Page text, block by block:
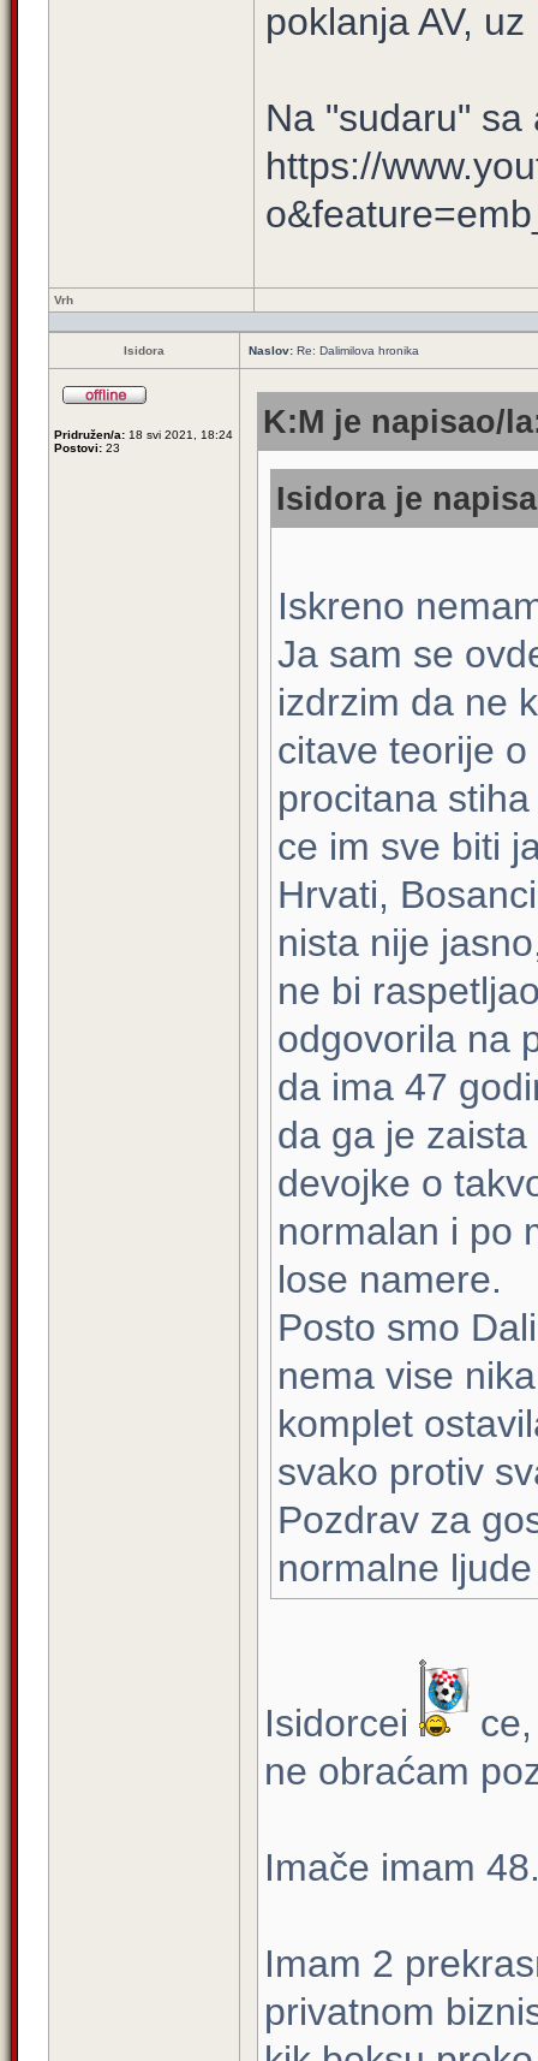
poklanja AV,
Na "sudaru"
https://
Vrh
Isidora Naslov: Re: Dalimilova hronika
Pridružen/a: 18 svi 2021, 18:24
Postovi: 23
K:M je napisao/
Isidora je
Iskreno
Ja sam se
izdrzim da ne
citave teorije
procitana
ce im sve biti
Hrvati,
nista nije
ne bi
odgovorila na
da ima 47
da ga je
devojke o
normalan i po
lose namere.
Posto smo
nema vise
komplet
svako protiv
Pozdrav za
normalne
Isidorcei
ne obraćam
Imače imam
Imam 2
privatnom